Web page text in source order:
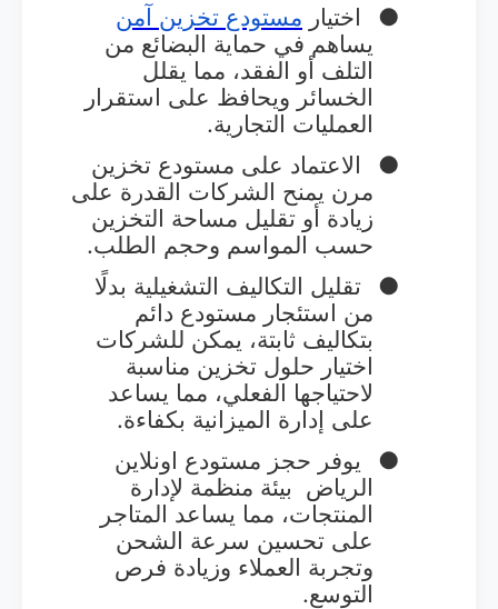
●
اختيار مستودع تخزين آمن
يساهم في حماية البضائع من
التلف أو الفقد، مما يقلل
الخسائر ويحافظ على استقرار
العمليات التجارية.
●
الاعتماد على مستودع تخزين
مرن يمنح الشركات القدرة على
زيادة أو تقليل مساحة التخزين
حسب المواسم وحجم الطلب.
●
تقليل التكاليف التشغيلية بدلًا
من استئجار مستودع دائم
بتكاليف ثابتة، يمكن للشركات
اختيار حلول تخزين مناسبة
لاحتياجها الفعلي، مما يساعد
على إدارة الميزانية بكفاءة.
●
يوفر حجز مستودع اونلاين
الرياض بيئة منظمة لإدارة
المنتجات، مما يساعد المتاجر
على تحسين سرعة الشحن
وتجربة العملاء وزيادة فرص
التوسع.